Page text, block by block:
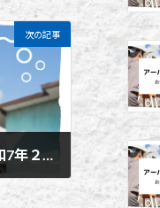
次の記事
「委託業務成績評定 説明会」（令和7年２月3日）